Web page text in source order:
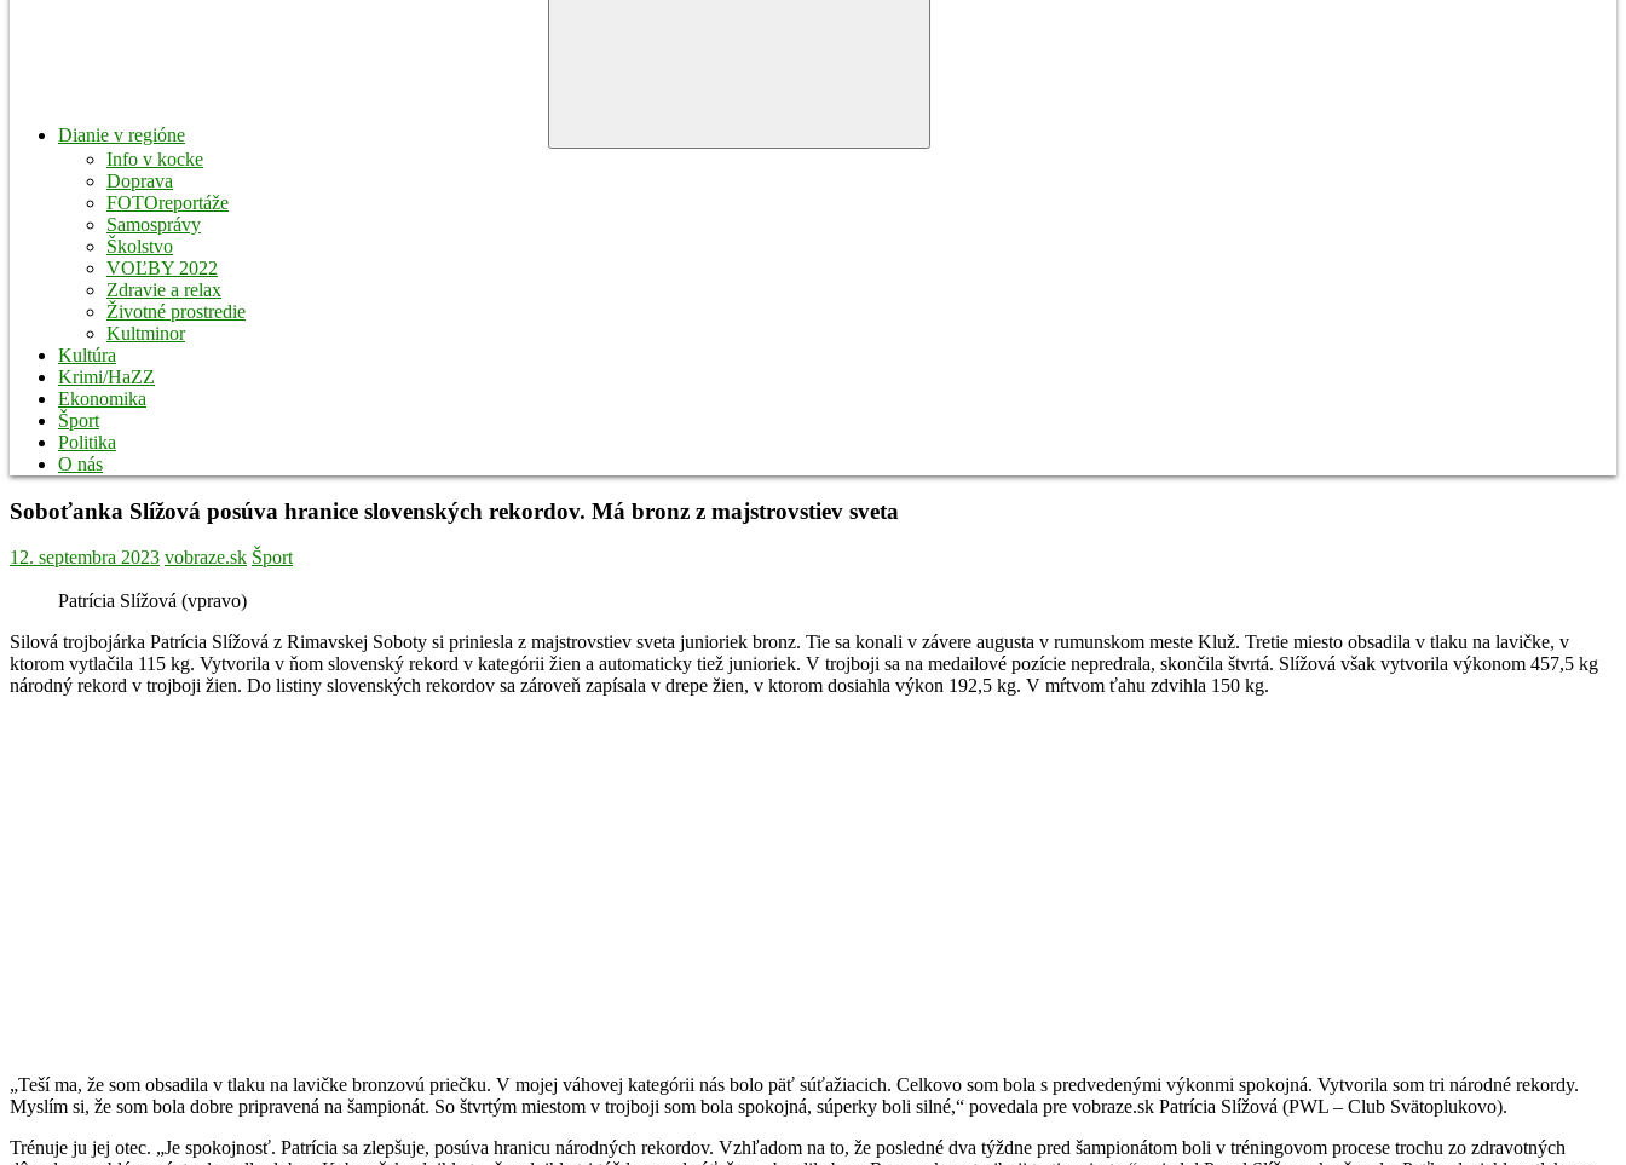
Dianie v regióne
Info v kocke
Doprava
FOTOreportáže
Samosprávy
Školstvo
VOĽBY 2022
Zdravie a relax
Životné prostredie
Kultminor
Kultúra
Krimi/HaZZ
Ekonomika
Šport
Politika
O nás
Soboťanka Slížová posúva hranice slovenských rekordov. Má bronz z majstrovstiev sveta
12. septembra 2023 vobraze.sk Šport
Patrícia Slížová (vpravo)
Silová trojbojárka Patrícia Slížová z Rimavskej Soboty si priniesla z majstrovstiev sveta junioriek bronz. Tie sa konali v závere augusta v rumunskom meste Kluž. Tretie miesto obsadila v tlaku na lavičke, v
ktorom vytlačila 115 kg. Vytvorila v ňom slovenský rekord v kategórii žien a automaticky tiež junioriek. V trojboji sa na medailové pozície nepredrala, skončila štvrtá. Slížová však vytvorila výkonom 457,5 kg
národný rekord v trojboji žien. Do listiny slovenských rekordov sa zároveň zapísala v drepe žien, v ktorom dosiahla výkon 192,5 kg. V mŕtvom ťahu zdvihla 150 kg.
„Teší ma, že som obsadila v tlaku na lavičke bronzovú priečku. V mojej váhovej kategórii nás bolo päť súťažiacich. Celkovo som bola s predvedenými výkonmi spokojná. Vytvorila som tri národné rekordy.
Myslím si, že som bola dobre pripravená na šampionát. So štvrtým miestom v trojboji som bola spokojná, súperky boli silné,“ povedala pre vobraze.sk Patrícia Slížová (PWL – Club Svätoplukovo).
Trénuje ju jej otec. „Je spokojnosť. Patrícia sa zlepšuje, posúva hranicu národných rekordov. Vzhľadom na to, že posledné dva týždne pred šampionátom boli v tréningovom procese trochu zo zdravotných